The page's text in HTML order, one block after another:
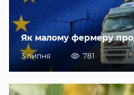
Як малому фермеру
3 липня 781